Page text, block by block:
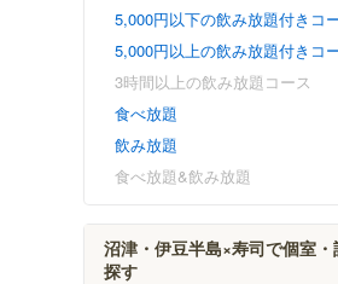
5,000円以下の飲み放題付きコ
5,000円以上の飲み放題付きコ
3時間以上の飲み放題コース
食べ放題
飲み放題
食べ放題&飲み放題
沼津・伊豆半島×寿司で個室・
探す